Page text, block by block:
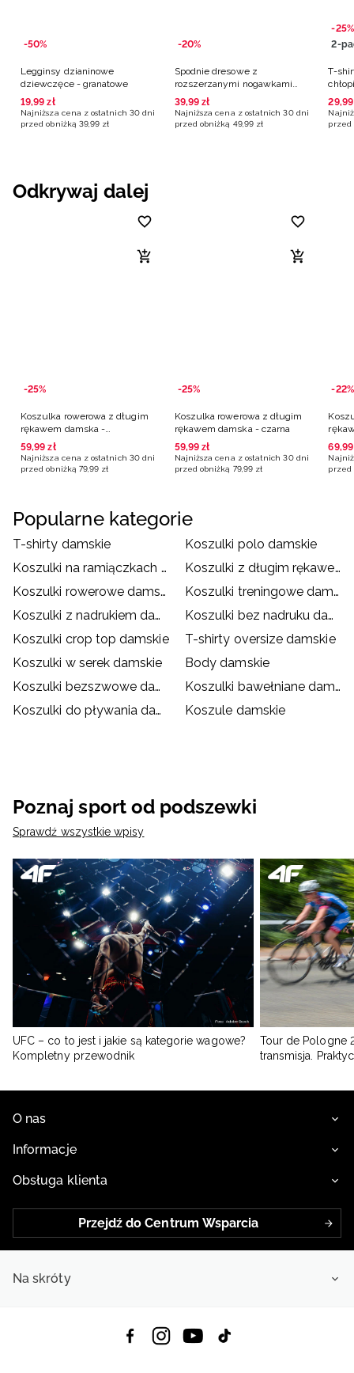
-50%
Legginsy dzianinowe
dziewczęce - granatowe
19,99 zł
Najniższa cena z ostatnich 30 dni
przed obniżką 39,99 zł
-20%
Spodnie dresowe z
rozszerzanymi nogawkami
dziewczęce - granatowe
39,99 zł
Najniższa cena z ostatnich 30 dni
przed obniżką 49,99 zł
-25%
2-
T-
29,99
przed
Odkrywaj dalej
-25%
Koszulka rowerowa z długim
rękawem damska -
pomarańczowa
59,99 zł
Najniższa cena z ostatnich 30 dni
przed obniżką 79,99 zł
-25%
Koszulka rowerowa z długim
rękawem damska - czarna
59,99 zł
Najniższa cena z ostatnich 30 dni
przed obniżką 79,99 zł
-22%
69,99
przed
Popularne kategorie
T-shirty damskie
Koszulki polo damskie
Koszulki na ramiączkach damskie
Koszulki z długim rękawem damskie
Koszulki rowerowe damskie
Koszulki treningowe damskie
Koszulki z nadrukiem damskie
Koszulki bez nadruku damskie
Koszulki crop top damskie
T-shirty oversize damskie
Koszulki w serek damskie
Body damskie
Koszulki bezszwowe damskie
Koszulki bawełniane damskie
Koszulki do pływania damskie
Koszule damskie
Poznaj sport od podszewki
Sprawdź wszystkie wpisy
UFC – co to jest i jakie są kategorie wagowe?
Kompletny przewodnik
Tour de Pologne
transmisja.
O nas
Informacje
Obsługa klienta
Przejdź do Centrum Wsparcia
Na skróty